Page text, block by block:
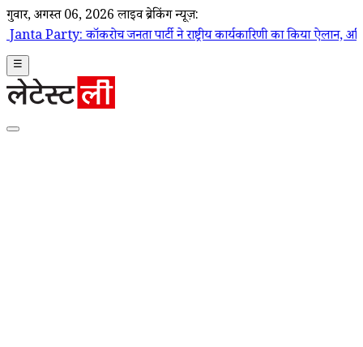
गुरूवार, अगस्त 06, 2026 लाइव ब्रेकिंग न्यूज़:
जनता पार्टी ने राष्ट्रीय कार्यकारिणी का किया ऐलान, अभिजीत दिपके बने
☰